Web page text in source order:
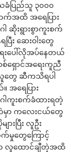
ခံပြည်သူ ၃၀၀၀
က်အထိ အရေပြား
ါ ဆိုးရွားစွာကူးစက်
ပြီး ဆေးဝါးတွေ
းပေါ်လိုအပ်နေတယ်
ရှောင်အရေးကူညီ
တွေ ဆီကသိရပါ
အရေပြား
ဂါကူးစက်ခံထားရတဲ့
ာ ကလေးငယ်တွေ
ျားပြီး လူဦး
က်မှုတွေကြောင့်
ာ လူထောင်ချီတဲ့အထိ